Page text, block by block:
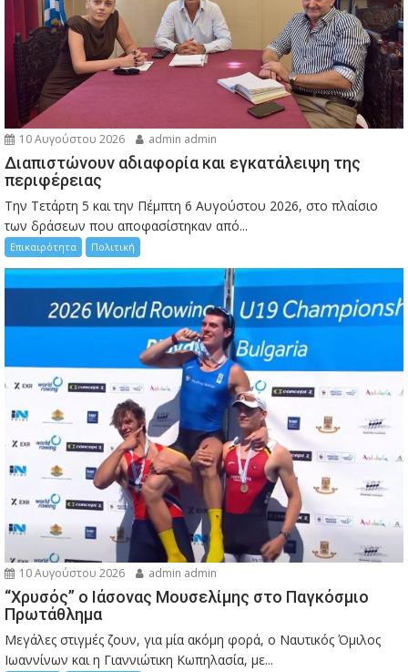
10 Αυγούστου 2026 admin admin
Διαπιστώνουν αδιαφορία και εγκατάλειψη της
περιφέρειας
Την Τετάρτη 5 και την Πέμπτη 6 Αυγούστου 2026, στο πλαίσιο
των δράσεων που αποφασίστηκαν από...
Επικαιρότητα Πολιτική
10 Αυγούστου 2026 admin admin
“Χρυσός” ο Ιάσονας Μουσελίμης στο Παγκόσμιο
Πρωτάθλημα
Μεγάλες στιγμές ζουν, για μία ακόμη φορά, ο Ναυτικός Όμιλος
Ιωαννίνων και η Γιαννιώτικη Κωπηλασία, με...